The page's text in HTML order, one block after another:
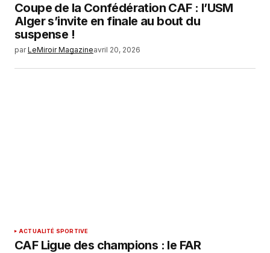
Coupe de la Confédération CAF : l’USM
Alger s’invite en finale au bout du
suspense !
par LeMiroir Magazineavril 20, 2026
ACTUALITÉ SPORTIVE
CAF Ligue des champions : le FAR